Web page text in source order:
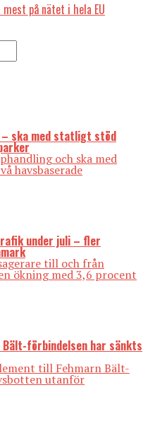
på nätet i hela EU
– ska med statligt stöd
och ska med
havsbaserade
under juli – fler
till och från
ökning med 3,6 procent
förbindelsen har sänkts
till Fehmarn Bält-
utanför